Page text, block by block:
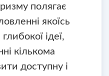
полягає
якоїсь
ідеї,
кількома
доступну і